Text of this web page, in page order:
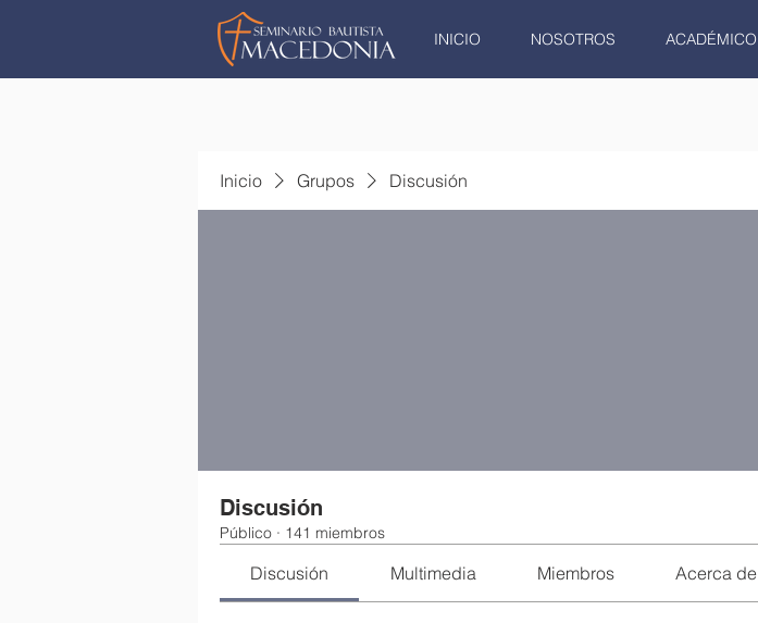
INICIO NOSOTROS ACADÉMICO
Inicio Grupos Discusión
Discusión
Público · 141 miembros
Discusión Multimedia Miembros Acerca de